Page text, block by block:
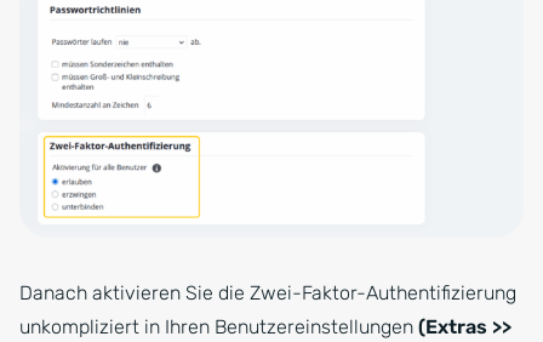
Danach aktivieren Sie die Zwei-Faktor-Authentifizierung
unkompliziert in Ihren Benutzereinstellungen (Extras >>